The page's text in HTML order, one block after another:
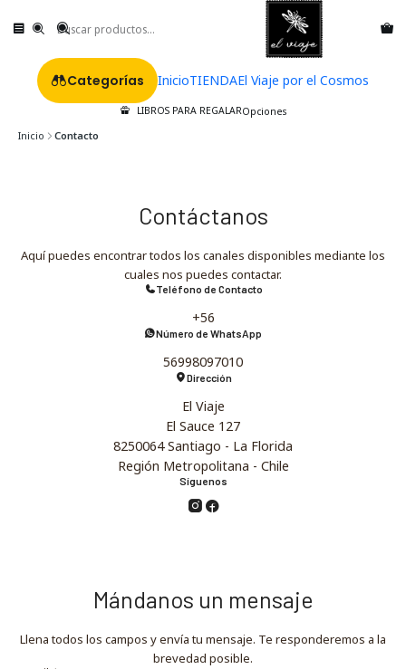
Categorías InicioTIENDAEl Viaje por el Cosmos
LIBROS PARA REGALAROpciones
Inicio Contacto
Contáctanos
Aquí puedes encontrar todos los canales disponibles mediante los
cuales nos puedes contactar.
Teléfono de Contacto
+56
Número de WhatsApp
56998097010
Dirección
El Viaje
El Sauce 127
8250064 Santiago - La Florida
Región Metropolitana - Chile
Síguenos
Mándanos un mensaje
Llena todos los campos y envía tu mensaje. Te responderemos a la
brevedad posible.